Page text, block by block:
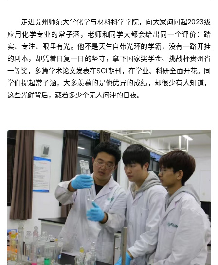
走进贵州师范大学化学与材料科学学院，向大家询问起2023级
应用化学专业的常子涵，老师和同学大都会给出同一个评价：踏
实、专注、眼里有光。他不是天生自带光环的学霸，没有一路开挂
的剧本，却凭着日复一日的坚守，拿下国家奖学金、挑战杯贵州省
一等奖，多篇学术论文发表在SCI期刊，在学业、科研全面开花。同
学们提起常子涵，大多羡慕的是他优异的成绩，却很少有人知道，
这些光鲜背后，藏着多少个无人问津的日夜。